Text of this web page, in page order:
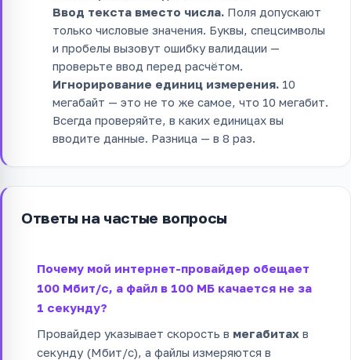
Ввод текста вместо числа. Поля допускают
только числовые значения. Буквы, спецсимволы
и пробелы вызовут ошибку валидации —
проверьте ввод перед расчётом.
Игнорирование единиц измерения. 10
мегабайт — это не то же самое, что 10 мегабит.
Всегда проверяйте, в каких единицах вы
вводите данные. Разница — в 8 раз.
Ответы на частые вопросы
Почему мой интернет-провайдер обещает
100 Мбит/с, а файл в 100 МБ качается не за
1 секунду?
Провайдер указывает скорость в мегабитах в
секунду (Мбит/с), а файлы измеряются в